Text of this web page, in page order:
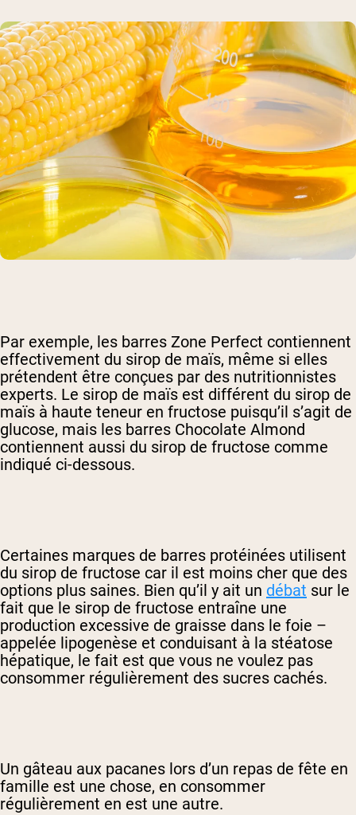
Par exemple, les barres Zone Perfect contiennent
effectivement du sirop de maïs, même si elles
prétendent être conçues par des nutritionnistes
experts. Le sirop de maïs est différent du sirop de
maïs à haute teneur en fructose puisqu’il s’agit de
glucose, mais les barres Chocolate Almond
contiennent aussi du sirop de fructose comme
indiqué ci-dessous.
Certaines marques de barres protéinées utilisent
du sirop de fructose car il est moins cher que des
options plus saines. Bien qu’il y ait un débat sur le
fait que le sirop de fructose entraîne une
production excessive de graisse dans le foie –
appelée lipogenèse et conduisant à la stéatose
hépatique, le fait est que vous ne voulez pas
consommer régulièrement des sucres cachés.
Un gâteau aux pacanes lors d’un repas de fête en
famille est une chose, en consommer
régulièrement en est une autre.